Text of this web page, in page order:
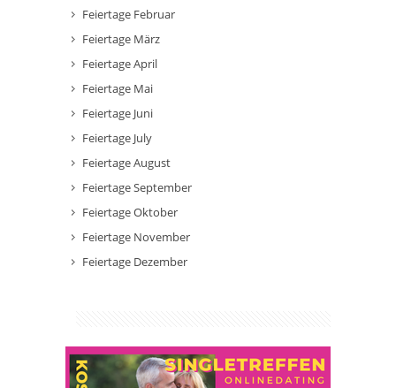
Feiertage Februar
Feiertage März
Feiertage April
Feiertage Mai
Feiertage Juni
Feiertage July
Feiertage August
Feiertage September
Feiertage Oktober
Feiertage November
Feiertage Dezember